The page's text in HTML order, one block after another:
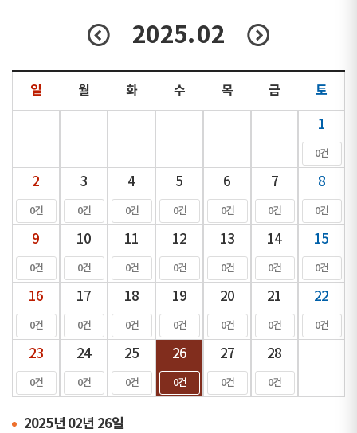
2025.02
일 월 화 수 목 금 토
1
0건
2
0건
3
0건
4
0건
5
0건
6
0건
7
0건
8
0건
9
0건
10
0건
11
0건
12
0건
13
0건
14
0건
15
0건
16
0건
17
0건
18
0건
19
0건
20
0건
21
0건
22
0건
23
0건
24
0건
25
0건
26
0건
27
0건
28
0건
2025년 02년 26일